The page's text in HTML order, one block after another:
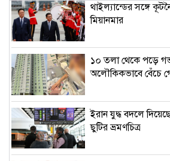
থাইল্যান্ডের সঙ্গে
মিয়ানমার
১০ তলা থেকে পড়ে
অলৌকিকভাবে বেঁচে
ইরান যুদ্ধ বদলে
ছুটির ভ্রমণচিত্র